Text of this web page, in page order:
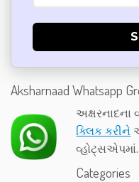
Aksharnaad Whatsapp
ક્લિક કરીને
વ્હોટ્સએપમાં.
Categories